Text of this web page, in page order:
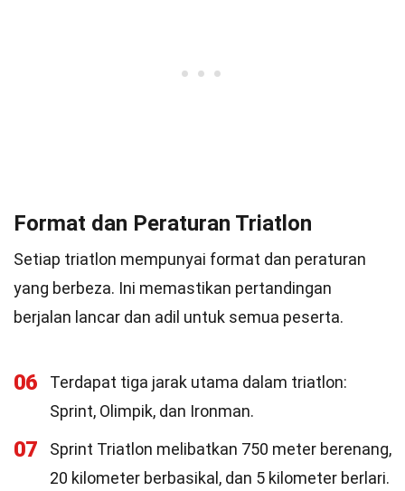
Format dan Peraturan Triatlon
Setiap triatlon mempunyai format dan peraturan
yang berbeza. Ini memastikan pertandingan
berjalan lancar dan adil untuk semua peserta.
06
Terdapat tiga jarak utama dalam triatlon:
Sprint, Olimpik, dan Ironman.
07
Sprint Triatlon melibatkan 750 meter berenang,
20 kilometer berbasikal, dan 5 kilometer berlari.